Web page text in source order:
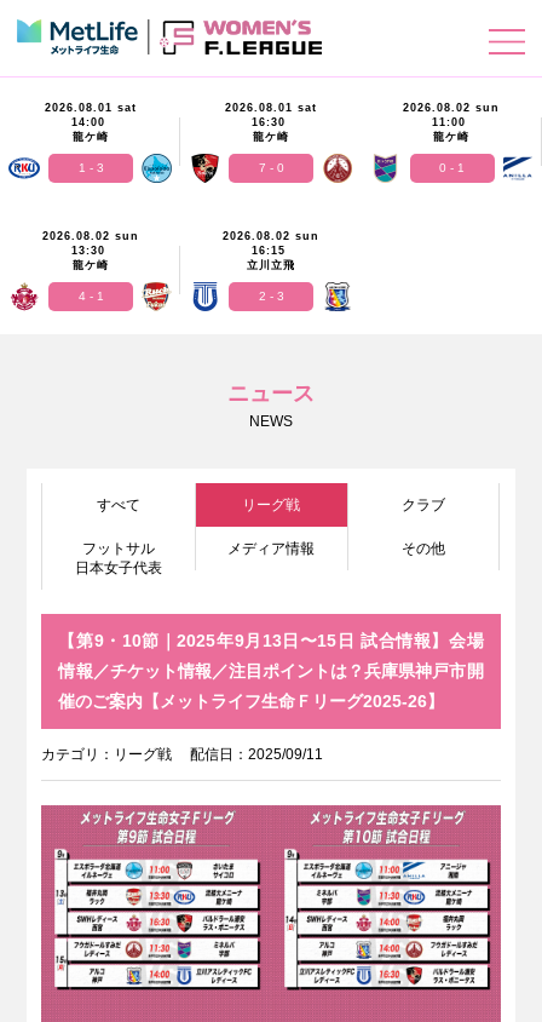
2026.08.01 sat
14:00
龍ケ崎
1 - 3
2026.08.01 sat
16:30
龍ケ崎
7 - 0
2026.08.02 sun
11:00
龍ケ崎
0 - 1
2026.08.02 sun
13:30
龍ケ崎
4 - 1
2026.08.02 sun
16:15
立川立飛
2 - 3
ニュース
NEWS
すべて リーグ戦 クラブ
フットサル
日本女子代表
メディア情報 その他
【第9・10節｜2025年9月13日〜15日 試合情報】会場
情報／チケット情報／注目ポイントは？兵庫県神戸市開
催のご案内【メットライフ生命Ｆリーグ2025-26】
カテゴリ： リーグ戦 配信日：2025/09/11